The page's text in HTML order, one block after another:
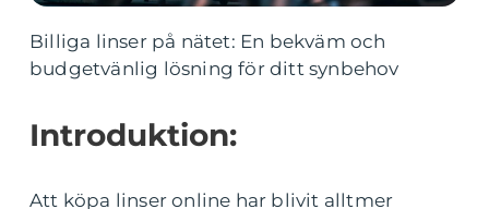
Billiga linser på nätet: En bekväm och
budgetvänlig lösning för ditt synbehov
Introduktion:
Att köpa linser online har blivit alltmer